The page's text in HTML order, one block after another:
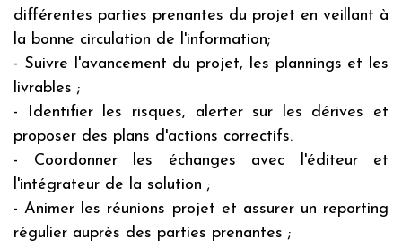
différentes parties prenantes du projet en veillant à
la bonne circulation de l'information;
- Suivre l'avancement du projet, les plannings et les
livrables ;
- Identifier les risques, alerter sur les dérives et
proposer des plans d'actions correctifs.
- Coordonner les échanges avec l'éditeur et
l'intégrateur de la solution ;
- Animer les réunions projet et assurer un reporting
régulier auprès des parties prenantes ;